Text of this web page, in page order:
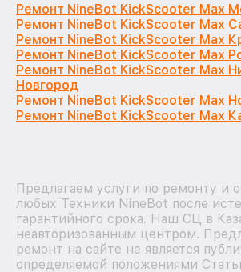
Ремонт NineBot KickScooter Max
Ремонт NineBot KickScooter Max
Ремонт NineBot KickScooter Max
Ремонт NineBot KickScooter Max
Ремонт NineBot KickScooter Max
Новгород
Ремонт NineBot KickScooter Max
Ремонт NineBot KickScooter Max
Предлагаем услуги по ремонту и
любых Техники NineBot после
гарантийного срока. Наш СЦ в
неавторизованным центром.
ремонт на сайте не является
определяемой положениями